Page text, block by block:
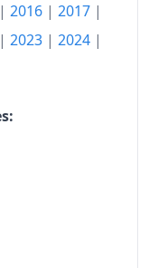
| 2016 | 2017 |
| 2023 | 2024 |